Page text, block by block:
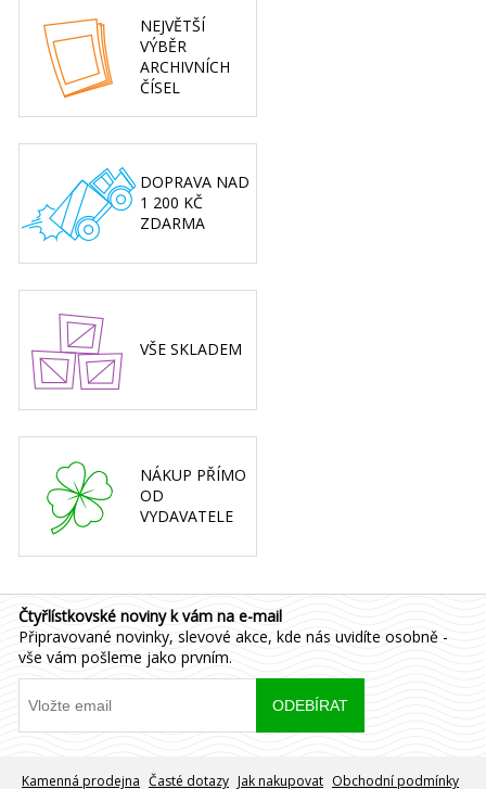
NEJVĚTŠÍ
VÝBĚR
ARCHIVNÍCH
ČÍSEL
DOPRAVA NAD
1 200 KČ
ZDARMA
VŠE SKLADEM
NÁKUP PŘÍMO
OD
VYDAVATELE
Čtyřlístkovské noviny k vám na e-mail
Připravované novinky, slevové akce, kde nás uvidíte osobně -
vše vám pošleme jako prvním.
Kamenná prodejna Časté dotazy Jak nakupovat Obchodní podmínky